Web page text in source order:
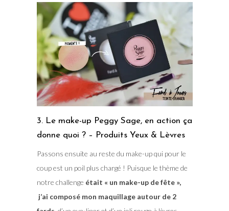
3. Le make-up Peggy Sage, en action ça
donne quoi ? – Produits Yeux & Lèvres
Passons ensuite au reste du make-up qui pour le
coup est un poil plus chargé ! Puisque le thème de
notre challenge était « un make-up de fête »,
j’ai composé mon maquillage autour de 2